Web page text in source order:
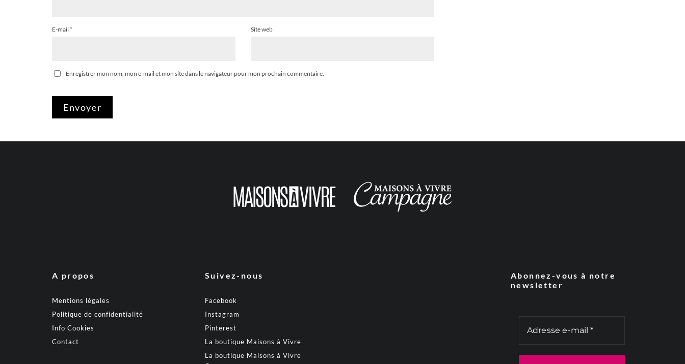
E-mail * Site web
Enregistrer mon nom, mon e-mail et mon site dans le navigateur pour mon prochain commentaire.
A propos
Mentions légales
Politique de confidentialité
Info Cookies
Contact
Suivez-nous
Facebook
Instagram
Pinterest
La boutique Maisons à Vivre
La boutique Maisons à Vivre
Abonnez-vous à notre
newsletter